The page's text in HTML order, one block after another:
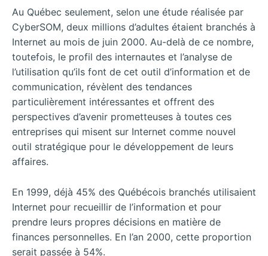
Au Québec seulement, selon une étude réalisée par
CyberSOM, deux millions d’adultes étaient branchés à
Internet au mois de juin 2000. Au-delà de ce nombre,
toutefois, le profil des internautes et l’analyse de
l’utilisation qu’ils font de cet outil d’information et de
communication, révèlent des tendances
particulièrement intéressantes et offrent des
perspectives d’avenir prometteuses à toutes ces
entreprises qui misent sur Internet comme nouvel
outil stratégique pour le développement de leurs
affaires.
En 1999, déjà 45% des Québécois branchés utilisaient
Internet pour recueillir de l’information et pour
prendre leurs propres décisions en matière de
finances personnelles. En l’an 2000, cette proportion
serait passée à 54%.